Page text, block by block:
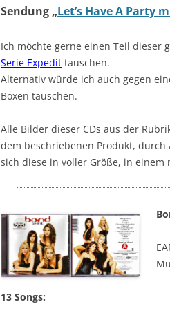
Sendung „Let’s Have A Party
Ich möchte gerne einen Teil dieser
Serie Expedit tauschen.
Alternativ würde ich auch gegen
Boxen tauschen.
Alle Bilder dieser CDs aus der
dem beschriebenen Produkt,
sich diese in voller Größe, in einem
13 Songs: